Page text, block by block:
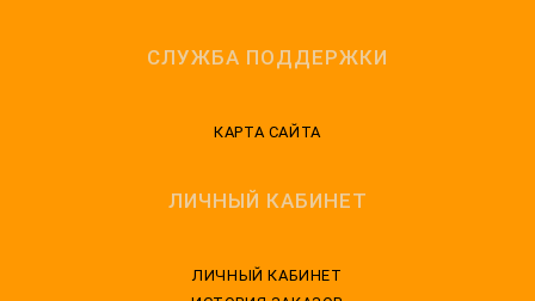
СЛУЖБА ПОДДЕРЖКИ
КАРТА САЙТА
ЛИЧНЫЙ КАБИНЕТ
ЛИЧНЫЙ КАБИНЕТ